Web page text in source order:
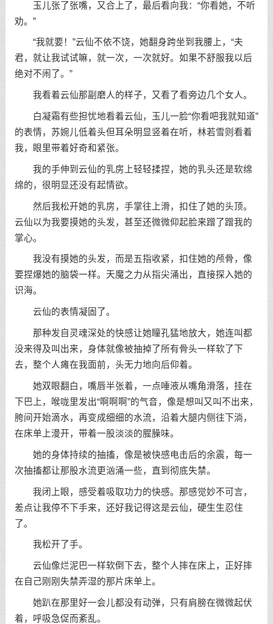
玉儿张了张嘴，又合上了，最后看向我：“你看她，不听
劝。”
“我就要！”云仙不依不饶，她翻身跨坐到我腰上，“夫
君，就让我试试嘛，就一次，一次就好。如果不舒服我以后
绝对不闹了。”
我看着云仙那副磨人的样子，又看了看旁边几个女人。
白凝霜有些担忧地看着云仙，玉儿一脸“你看吧我就知道”
的表情，苏婉儿低着头但耳朵明显竖着在听，林若雪则看着
我，眼里带着好奇和紧张。
我的手伸到云仙的乳房上轻轻揉捏，她的乳头还是软绵
绵的，很明显还没有起情欲。
然后我松开她的乳房，手掌往上滑，扣住了她的头顶。
云仙以为我要摸她的头发，甚至还微微仰起脸来蹭了蹭我的
掌心。
我没有摸她的头发，而是五指收紧，扣住她的颅骨，像
要捏爆她的脑袋一样。天魔之力从指尖涌出，直接探入她的
识海。
云仙的表情凝固了。
那种发自灵魂深处的快感让她瞳孔猛地放大，她连叫都
没来得及叫出来，身体就像被抽掉了所有骨头一样软了下
去，整个人瘫在我面前，头无力地向后仰着。
她双眼翻白，嘴唇半张着，一点唾液从嘴角滑落，挂在
下巴上，喉咙里发出“啊啊啊”的气音，像是想叫又叫不出来，
胯间开始滴水，再变成细细的水流，沿着大腿内侧往下淌，
在床单上漫开，带着一股淡淡的腥臊味。
她的身体持续的抽搐，像是被快感电击后的余震，每一
次抽搐都让那股水流更汹涌一些，直到彻底失禁。
我闭上眼，感受着吸取功力的快感。那感觉妙不可言，
差点让我停不下手来，还好我记得这是云仙，硬生生忍住
了。
我松开了手。
云仙像烂泥巴一样软倒下去，整个人摔在床上，正好摔
在自己刚刚失禁弄湿的那片床单上。
她趴在那里好一会儿都没有动弹，只有肩膀在微微起伏
着，呼吸急促而紊乱。